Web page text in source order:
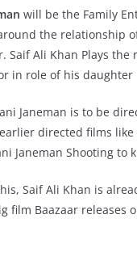
will be the Family
the relationship
Saif Ali Khan Plays the
in role of his daughter
Janeman is to be
directed films
Janeman Shooting to
Saif Ali Khan is
film Baazaar releases